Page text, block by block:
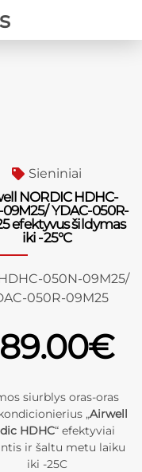
Sieniniai
NORDIC HDHC-
YDAC-050R-
efektyvus šildymas
iki -25°C
050N-09M25/
050R-09M25
€
siurblys oras-oras
„Airwell
HDHC“ efektyviai
ir šaltu metu laiku
iki -25C